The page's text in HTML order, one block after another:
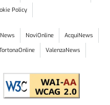
Policy
NoviOnline
AcquiNews
ValenzaNews